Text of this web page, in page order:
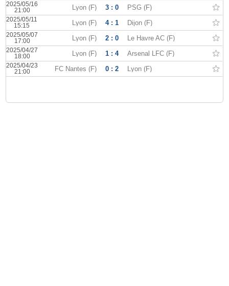
2025/05/16
21:00
Lyon (F) 3 : 0 PSG (F)
2025/05/11
15:15
Lyon (F) 4 : 1 Dijon (F)
2025/05/07
17:00
Lyon (F) 2 : 0 Le Havre AC (F)
2025/04/27
18:00
Lyon (F) 1 : 4 Arsenal LFC (F)
2025/04/23
21:00
FC Nantes (F) 0 : 2 Lyon (F)